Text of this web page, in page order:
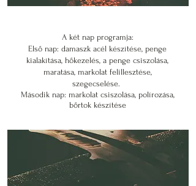
A két nap programja:
Első nap: damaszk acél készítése, penge
kialakítása, hőkezelés, a penge csiszolása,
maratása, markolat felillesztése,
szegecselése.
Második nap: markolat csiszolása, polírozása,
bőrtok készítése